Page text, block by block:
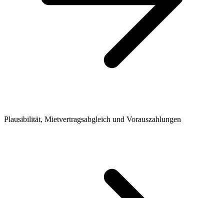
Plausibilität, Mietvertragsabgleich und Vorauszahlungen